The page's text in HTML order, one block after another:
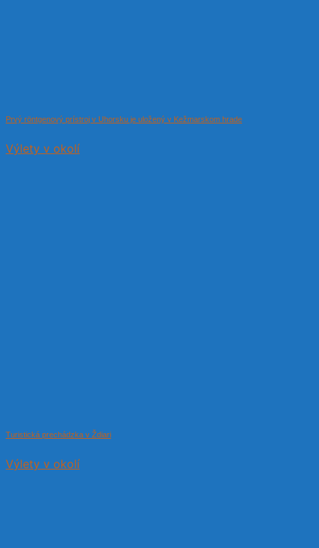
Prvý röntgenový prístroj v Uhorsku je uložený v Kežmarskom hrade
Výlety v okolí
Turistická prechádzka v Ždiari
Výlety v okolí